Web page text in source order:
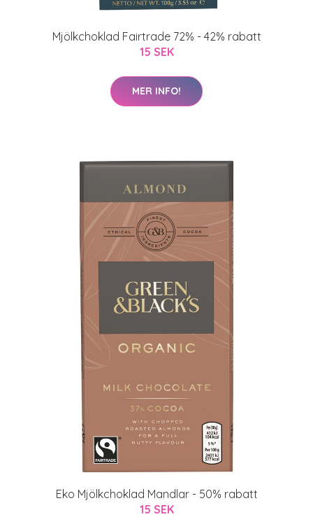
Mjölkchoklad Fairtrade 72% - 42% rabatt
15 SEK
MER INFO!
Eko Mjölkchoklad Mandlar - 50% rabatt
15 SEK